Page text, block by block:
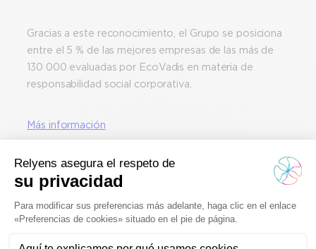
Gracias a este reconocimiento, el Grupo se posiciona
entre el 5 % de las mejores empresas de las más de
130 000 evaluadas por EcoVadis en materia de
responsabilidad social corporativa.
Más información